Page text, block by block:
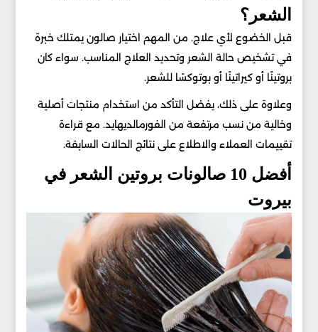
الشعر؟
قبل الخضوع لأي علاج. من المهم اختيار صالون يمتلك خبرة
في تشخيص حالة الشعر وتحديد العلاج المناسب. سواء كان
بروتينًا أو كيراتينًا أو بوتوكسًا للشعر.
وعلاوة على ذلك، يفضل التأكد من استخدام منتجات أصلية
وخالية من نسب مرتفعة من الفورمالديهايد. مع قراءة
تقييمات العملاء والاطلاع على نتائج الحالات السابقة.
أفضل 10 صالونات بروتين الشعر في
بيروت